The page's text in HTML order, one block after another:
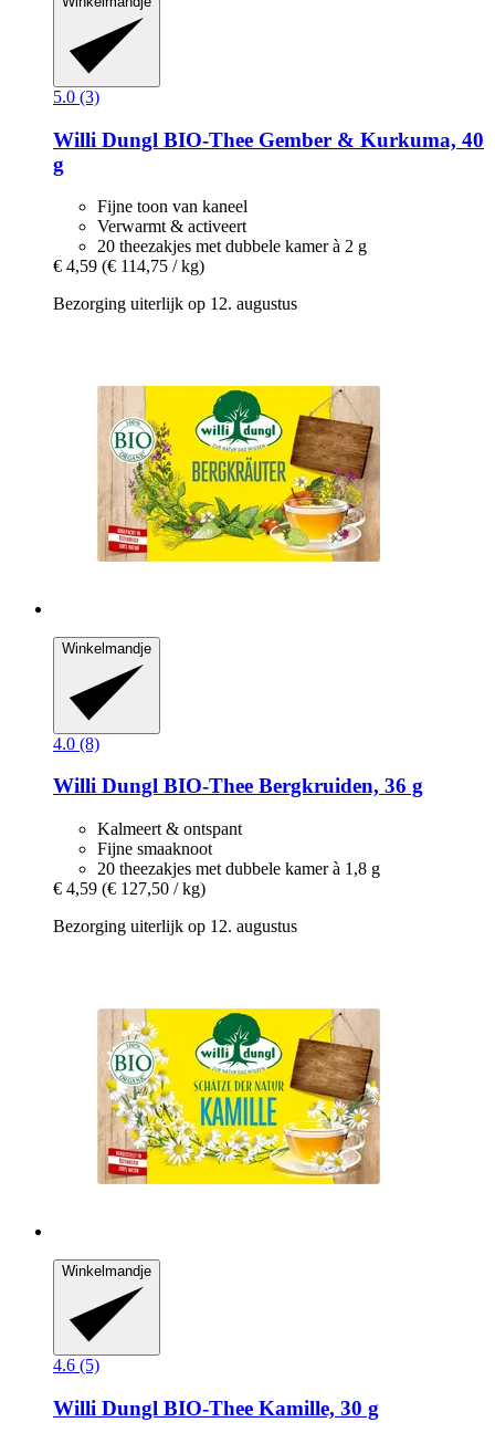
5.0 (3)
Willi Dungl BIO-​Thee Gember & Kurkuma, 40
g
Fijne toon van kaneel
Verwarmt & activeert
20 theezakjes met dubbele kamer à 2 g
€ 4,59 (€ 114,75 / kg)
Bezorging uiterlijk op 12. augustus
Winkelmandje
4.0 (8)
Willi Dungl BIO-​Thee Bergkruiden, 36 g
Kalmeert & ontspant
Fijne smaaknoot
20 theezakjes met dubbele kamer à 1,8 g
€ 4,59 (€ 127,50 / kg)
Bezorging uiterlijk op 12. augustus
Winkelmandje
4.6 (5)
Willi Dungl BIO-​Thee Kamille, 30 g